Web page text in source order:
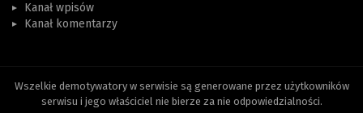
Kanał wpisów
Kanał komentarzy
Wszelkie demotywatory w serwisie są generowane przez użytkowników
serwisu i jego właściciel nie bierze za nie odpowiedzialności.